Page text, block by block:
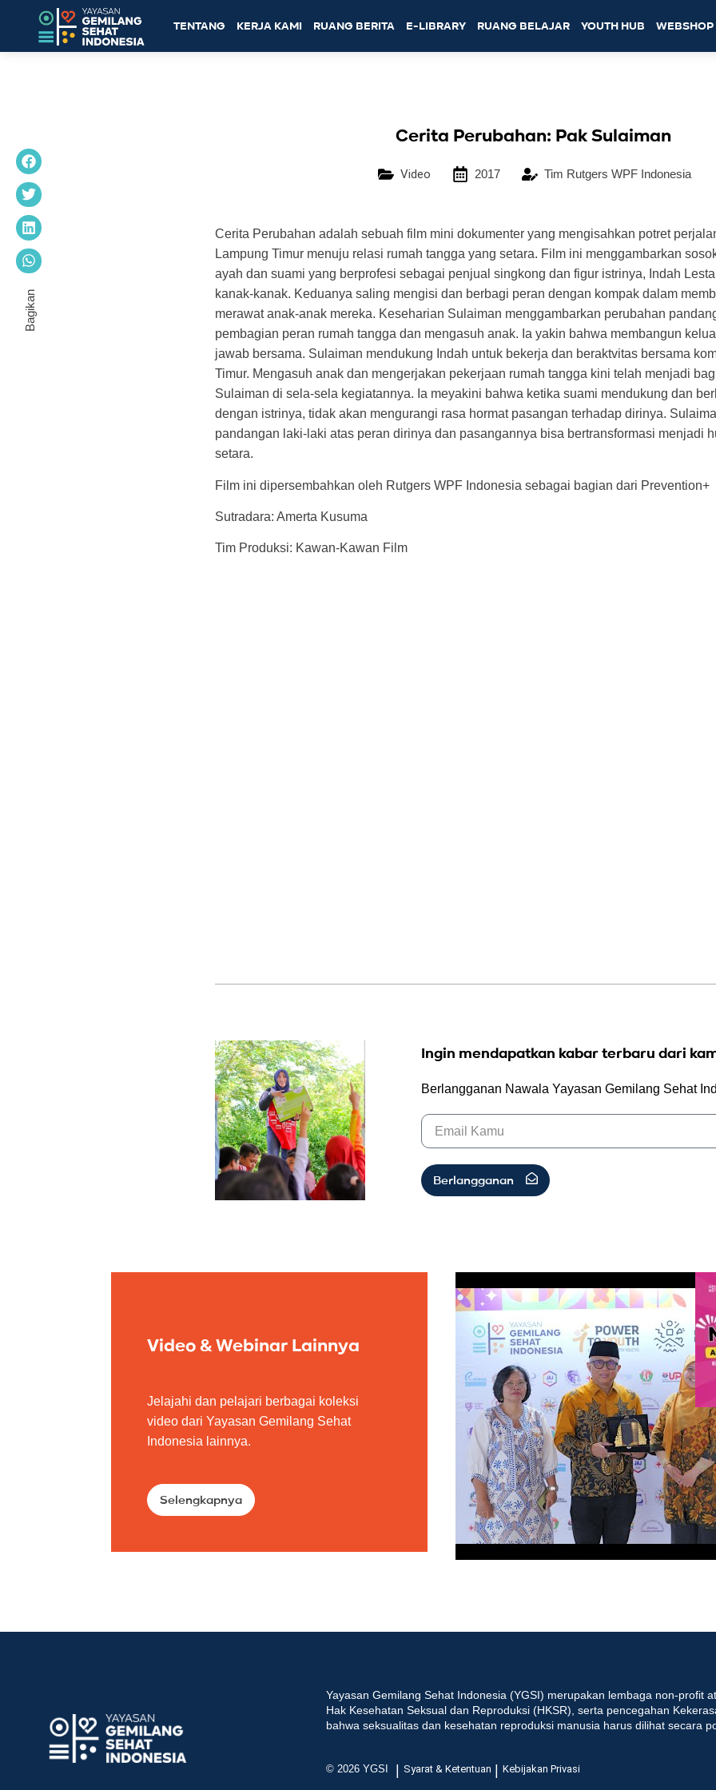
TENTANG KERJA KAMI RUANG BERITA E-LIBRARY RUANG BELAJAR YOUTH HUB WEBSHOP
Cerita Perubahan: Pak Sulaiman
Video 2017 Tim Rutgers WPF Indonesia
Cerita Perubahan adalah sebuah film mini dokumenter yang mengisahkan potret
Lampung Timur menuju relasi rumah tangga yang setara. Film ini menggambarkan
ayah dan suami yang berprofesi sebagai penjual singkong dan figur istrinya, Indah
kanak-kanak. Keduanya saling mengisi dan berbagi peran dengan kompak dalam
merawat anak-anak mereka. Keseharian Sulaiman menggambarkan perubahan
pembagian peran rumah tangga dan mengasuh anak. Ia yakin bahwa membangun
jawab bersama. Sulaiman mendukung Indah untuk bekerja dan beraktvitas bersama
Timur. Mengasuh anak dan mengerjakan pekerjaan rumah tangga kini telah menjadi
Sulaiman di sela-sela kegiatannya. Ia meyakini bahwa ketika suami mendukung dan
dengan istrinya, tidak akan mengurangi rasa hormat pasangan terhadap dirinya.
pandangan laki-laki atas peran dirinya dan pasangannya bisa bertransformasi menjadi
setara.
Film ini dipersembahkan oleh Rutgers WPF Indonesia sebagai bagian dari Prevention+
Sutradara: Amerta Kusuma
Tim Produksi: Kawan-Kawan Film
Ingin mendapatkan kabar terbaru dari
Berlangganan Nawala Yayasan Gemilang Sehat
Berlangganan
Video & Webinar Lainnya
Jelajahi dan pelajari berbagai koleksi
video dari Yayasan Gemilang Sehat
Indonesia lainnya.
Selengkapnya
Yayasan Gemilang Sehat Indonesia (YGSI) merupakan lembaga non-profit
Hak Kesehatan Seksual dan Reproduksi (HKSR), serta pencegahan
bahwa seksualitas dan kesehatan reproduksi manusia harus dilihat secara
© 2026 YGSI |Syarat & Ketentuan |Kebijakan Privasi